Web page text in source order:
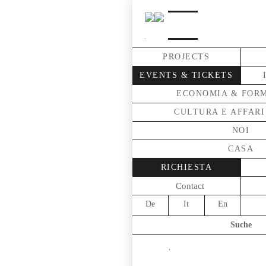
.
PROJECTS
EVENTS & TICKETS
ECONOMIA &
CULTURA E
NOI
CASA
RICHIESTA
Contact
De It En
Suche